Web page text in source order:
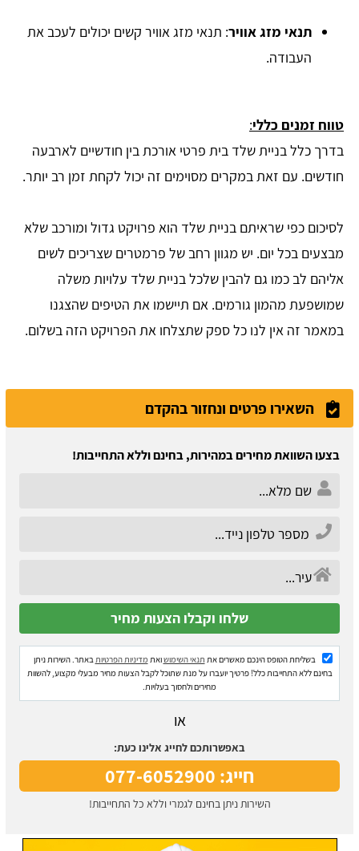
תנאי מזג אוויר: תנאי מזג אוויר קשים יכולים לעכב את
העבודה.
טווח זמנים כללי:
בדרך כלל בניית שלד בית פרטי אורכת בין חודשיים לארבעה
חודשים. עם זאת במקרים מסוימים זה יכול לקחת זמן רב יותר.
לסיכום כפי שראיתם בניית שלד הוא פרויקט גדול ומורכב שלא
מבצעים בכל יום. יש מגוון רחב של פרמטרים שצריכים לשים
אליהם לב כמו גם להבין שלכל בניית שלד עלויות משלה
שמושפעת מהמון גורמים. אם תיישמו את הטיפים שהצגנו
במאמר זה אין לנו כל ספק שתצלחו את הפרויקט הזה בשלום.
השאירו פרטים ונחזור בהקדם
בצעו השוואת מחירים במהירות, בחינם וללא התחייבות!
בשליחת הטופס הינכם מאשרים את תנאי השימושואת מדיניות הפרטיותבאתר. השירות ניתן
בחינם ללא התחייבות כלל! פרטיך יועברו על מנת שתוכל לקבל הצעות מחיר מבעלי מקצוע, להשוות
מחירים ולחסוך בעלויות.
או
באפשרותכם לחייג אלינו כעת:
חייג: 077-6052900
השירות ניתן בחינם לגמרי וללא כל התחייבות!